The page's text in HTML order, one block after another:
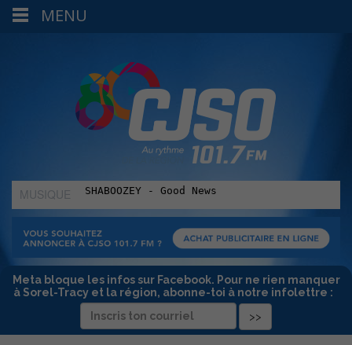
MUSIQUE
:
Meta bloque les infos sur Facebook. Pour ne rien manquer
à Sorel-Tracy et la région, abonne-toi à notre infolettre :
MENU